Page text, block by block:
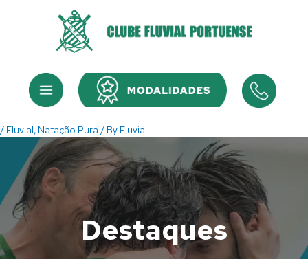
Menu Menu
/ Fluvial, Natação Pura / By Fluvial
Destaques